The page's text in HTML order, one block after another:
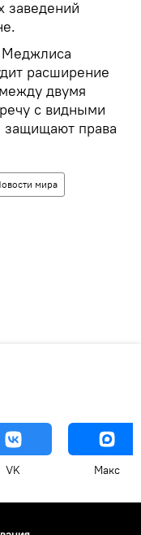
заведений
Меджлиса
расширение
двумя
с видными
права
мира
VK Макс